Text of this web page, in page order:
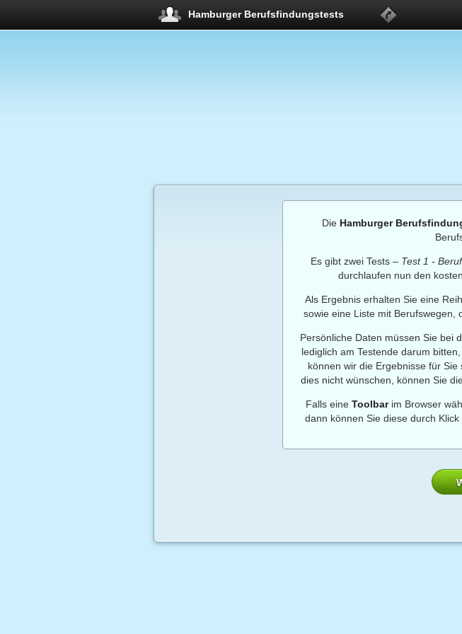
Hamburger Berufsfindungstests
Die Hamburger
Es gibt zwei Tests – Test 1 -
durchlaufen nun den
Als Ergebnis erhalten Sie eine
sowie eine Liste mit Berufswegen,
Persönliche Daten müssen Sie bei
lediglich am Testende darum
können wir die Ergebnisse für
dies nicht wünschen, können Sie
Falls eine Toolbarim Browser
dann können Sie diese durch